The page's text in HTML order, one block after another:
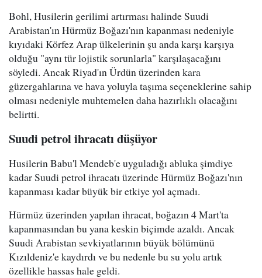
Bohl, Husilerin gerilimi artırması halinde Suudi
Arabistan'ın Hürmüz Boğazı'nın kapanması nedeniyle
kıyıdaki Körfez Arap ülkelerinin şu anda karşı karşıya
olduğu "aynı tür lojistik sorunlarla" karşılaşacağını
söyledi. Ancak Riyad'ın Ürdün üzerinden kara
güzergahlarına ve hava yoluyla taşıma seçeneklerine sahip
olması nedeniyle muhtemelen daha hazırlıklı olacağını
belirtti.
Suudi petrol ihracatı düşüyor
Husilerin Babu'l Mendeb'e uyguladığı abluka şimdiye
kadar Suudi petrol ihracatı üzerinde Hürmüz Boğazı'nın
kapanması kadar büyük bir etkiye yol açmadı.
Hürmüz üzerinden yapılan ihracat, boğazın 4 Mart'ta
kapanmasından bu yana keskin biçimde azaldı. Ancak
Suudi Arabistan sevkiyatlarının büyük bölümünü
Kızıldeniz'e kaydırdı ve bu nedenle bu su yolu artık
özellikle hassas hale geldi.